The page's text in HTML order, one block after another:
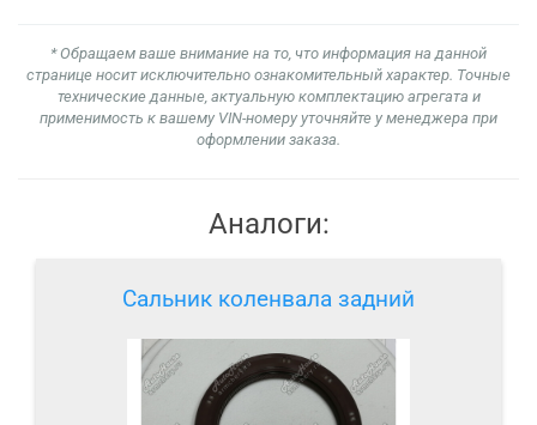
* Обращаем ваше внимание на то, что информация на данной
странице носит исключительно ознакомительный характер. Точные
технические данные, актуальную комплектацию агрегата и
применимость к вашему VIN-номеру уточняйте у менеджера при
оформлении заказа.
Аналоги:
Сальник коленвала задний